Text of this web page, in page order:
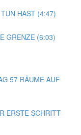
HAST (4:47)
GRENZE (6:03)
57 RÄUME AUF
ERSTE SCHRITT